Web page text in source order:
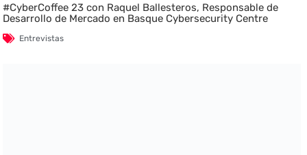
#CyberCoffee 23 con Raquel Ballesteros, Responsable de
Desarrollo de Mercado en Basque Cybersecurity Centre
Entrevistas